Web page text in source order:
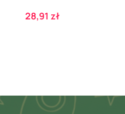
Cena
28,91 zł